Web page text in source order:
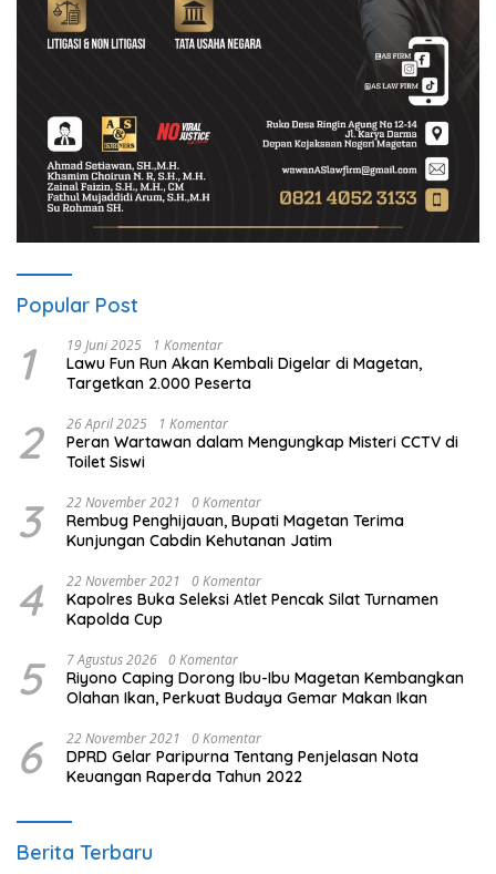
Popular Post
1 19 Juni 2025 1 Komentar
Lawu Fun Run Akan Kembali Digelar di Magetan,
Targetkan 2.000 Peserta
2 26 April 2025 1 Komentar
Peran Wartawan dalam Mengungkap Misteri CCTV di
Toilet Siswi
3 22 November 2021 0 Komentar
Rembug Penghijauan, Bupati Magetan Terima
Kunjungan Cabdin Kehutanan Jatim
4 22 November 2021 0 Komentar
Kapolres Buka Seleksi Atlet Pencak Silat Turnamen
Kapolda Cup
5 7 Agustus 2026 0 Komentar
Riyono Caping Dorong Ibu-Ibu Magetan Kembangkan
Olahan Ikan, Perkuat Budaya Gemar Makan Ikan
6 22 November 2021 0 Komentar
DPRD Gelar Paripurna Tentang Penjelasan Nota
Keuangan Raperda Tahun 2022
Berita Terbaru